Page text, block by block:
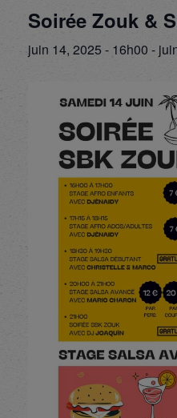
Soirée Zouk &
juin 14, 2025 - 16h00 -